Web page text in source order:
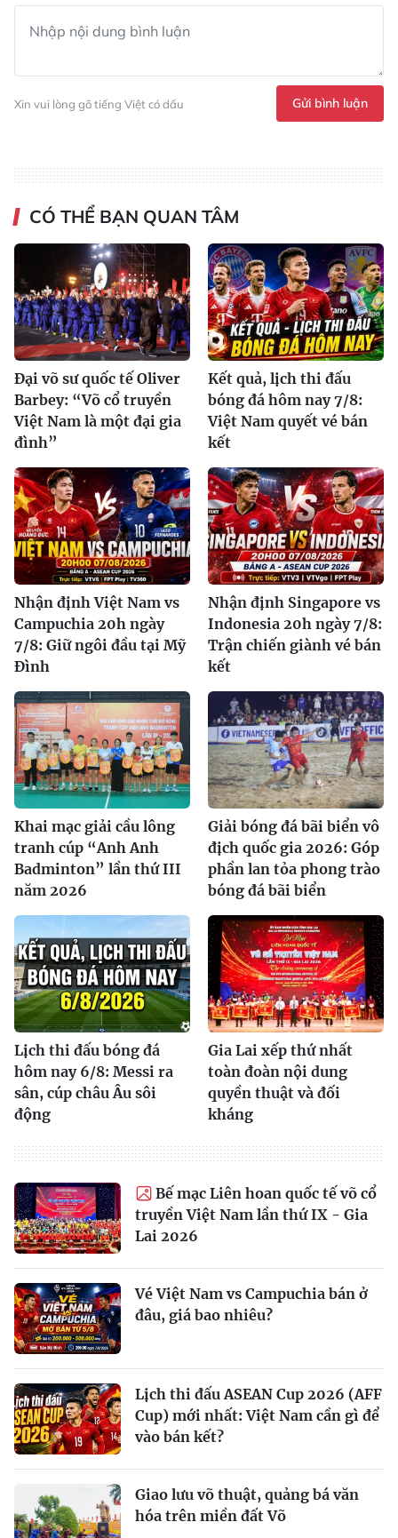
Xin vui lòng gõ tiếng Việt có dấu Gửi bình luận
CÓ THỂ BẠN QUAN TÂM
Đại võ sư quốc tế Oliver
Barbey: “Võ cổ truyền
Việt Nam là một đại gia
đình”
Kết quả, lịch thi đấu
bóng đá hôm nay 7/8:
Việt Nam quyết vé bán
kết
Nhận định Việt Nam vs
Campuchia 20h ngày
7/8: Giữ ngôi đầu tại Mỹ
Đình
Nhận định Singapore vs
Indonesia 20h ngày 7/8:
Trận chiến giành vé bán
kết
Khai mạc giải cầu lông
tranh cúp “Anh Anh
Badminton” lần thứ III
năm 2026
Giải bóng đá bãi biển vô
địch quốc gia 2026: Góp
phần lan tỏa phong trào
bóng đá bãi biển
Lịch thi đấu bóng đá
hôm nay 6/8: Messi ra
sân, cúp châu Âu sôi
động
Gia Lai xếp thứ nhất
toàn đoàn nội dung
quyền thuật và đối
kháng
Bế mạc Liên hoan quốc tế võ cổ
truyền Việt Nam lần thứ IX - Gia
Lai 2026
Vé Việt Nam vs Campuchia bán ở
đâu, giá bao nhiêu?
Lịch thi đấu ASEAN Cup 2026 (AFF
Cup) mới nhất: Việt Nam cần gì để
vào bán kết?
Giao lưu võ thuật, quảng bá văn
hóa trên miền đất Võ